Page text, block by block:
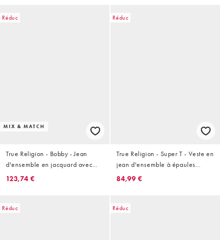
Réduc
MIX & MATCH
True Religion - Bobby - Jean
d'ensemble en jacquard avec
poches à rabat et surpiqûres -
123,74 €
Réduc
True Religion - Super T - Veste en
jean d'ensemble à épaules
tombantes et poches multiples -
84,99 €
Réduc Réduc